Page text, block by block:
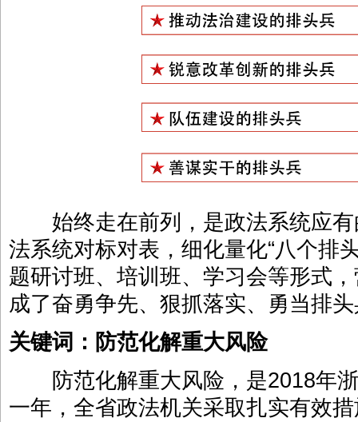
始终走在前列，是政法系统应有
法系统对标对表，细化量化“八个排
题研讨班、培训班、学习会等形式
成了奋勇争先、狠抓落实、勇当排
关键词：防范化解重大风险
防范化解重大风险，是2018年浙
一年，全省政法机关采取扎实有效